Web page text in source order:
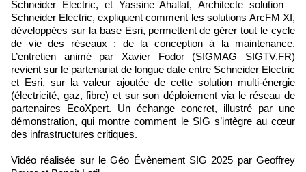
Schneider Electric, et Yassine Ahallat, Architecte solution –
Schneider Electric, expliquent comment les solutions ArcFM XI,
développées sur la base Esri, permettent de gérer tout le cycle
de vie des réseaux : de la conception à la maintenance.
L’entretien animé par Xavier Fodor (SIGMAG SIGTV.FR)
revient sur le partenariat de longue date entre Schneider Electric
et Esri, sur la valeur ajoutée de cette solution multi-énergie
(électricité, gaz, fibre) et sur son déploiement via le réseau de
partenaires EcoXpert. Un échange concret, illustré par une
démonstration, qui montre comment le SIG s’intègre au cœur
des infrastructures critiques.
Vidéo réalisée sur le Géo Évènement SIG 2025 par Geoffrey